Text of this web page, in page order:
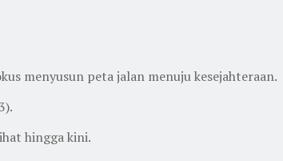
menyusun peta jalan menuju kesejahteraan.
hingga kini.